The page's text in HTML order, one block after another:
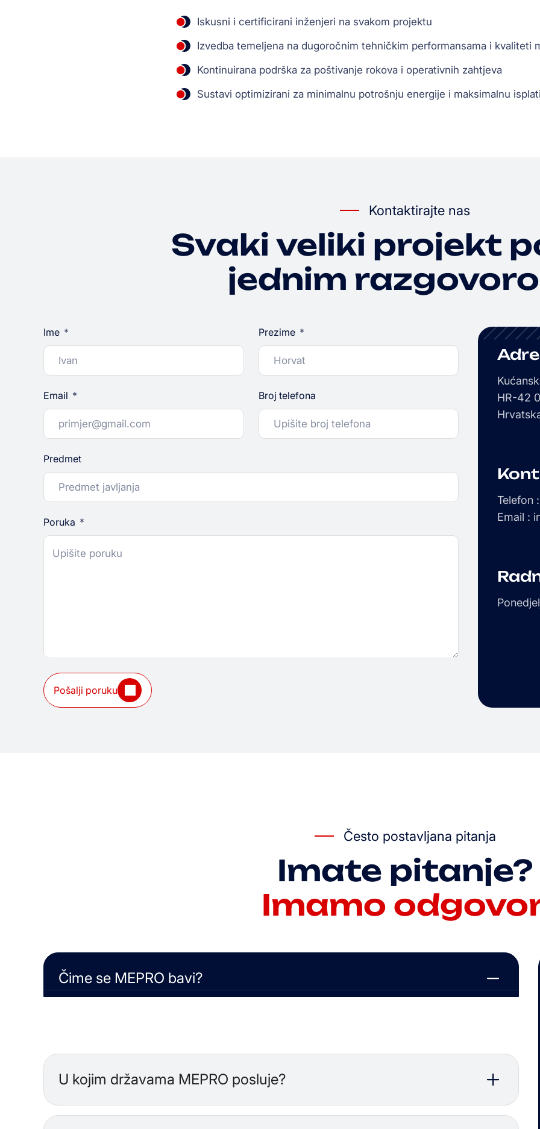
Iskusni i certificirani inženjeri na svakom projektu
Izvedba temeljena na dugoročnim tehničkim performansama i kvaliteti
Kontinuirana podrška za poštivanje rokova i operativnih zahtjeva
Sustavi optimizirani za minimalnu potrošnju energije i maksimalnu
Kontaktirajte nas
Svaki veliki projekt
jednim
Ime Prezime
Email Broj telefona
Predmet
Poruka
Pošalji poruku
HR-42
Telefon
Email :
Često postavljana pitanja
Imate pitanje?
Imamo
Čime se MEPRO bavi?
U kojim državama MEPRO posluje?